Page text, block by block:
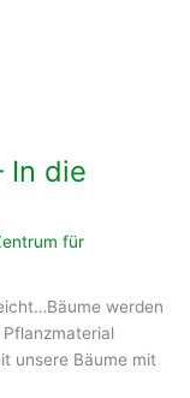
In die
für
werden
unsere Bäume mit